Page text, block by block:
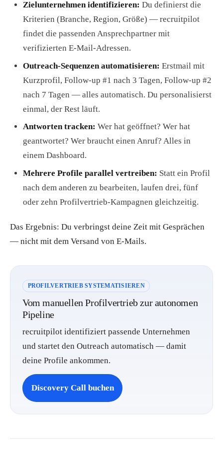
Zielunternehmen identifizieren: Du definierst die
Kriterien (Branche, Region, Größe) — recruitpilot
findet die passenden Ansprechpartner mit
verifizierten E-Mail-Adressen.
Outreach-Sequenzen automatisieren: Erstmail mit
Kurzprofil, Follow-up #1 nach 3 Tagen, Follow-up #2
nach 7 Tagen — alles automatisch. Du personalisierst
einmal, der Rest läuft.
Antworten tracken: Wer hat geöffnet? Wer hat
geantwortet? Wer braucht einen Anruf? Alles in
einem Dashboard.
Mehrere Profile parallel vertreiben: Statt ein Profil
nach dem anderen zu bearbeiten, laufen drei, fünf
oder zehn Profilvertrieb-Kampagnen gleichzeitig.
Das Ergebnis: Du verbringst deine Zeit mit Gesprächen
— nicht mit dem Versand von E-Mails.
PROFILVERTRIEB SYSTEMATISIEREN
Vom manuellen Profilvertrieb zur autonomen
Pipeline
recruitpilot identifiziert passende Unternehmen
und startet den Outreach automatisch — damit
deine Profile ankommen.
Discovery Call buchen